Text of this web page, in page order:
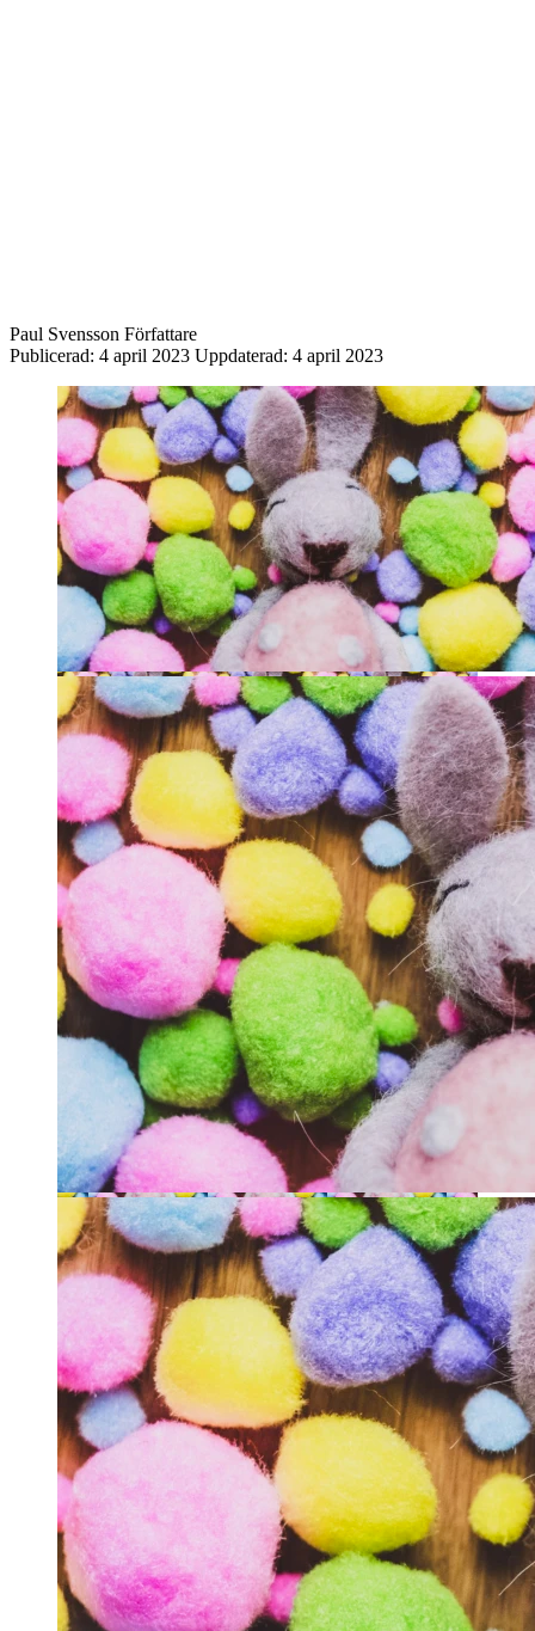
Paul Svensson Författare
Publicerad: 4 april 2023 Uppdaterad: 4 april 2023